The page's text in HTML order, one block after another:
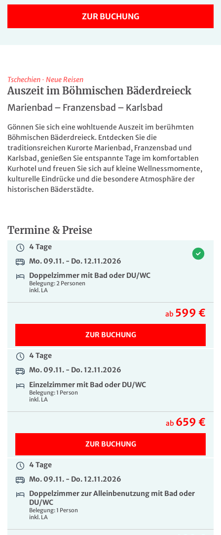
ZUR BUCHUNG
DU/WC
Tschechien · Neue Reisen
Auszeit im Böhmischen Bäderdreieck
Marienbad – Franzensbad – Karlsbad
Gönnen Sie sich eine wohltuende Auszeit im berühmten
Böhmischen Bäderdreieck. Entdecken Sie die
traditionsreichen Kurorte Marienbad, Franzensbad und
Karlsbad, genießen Sie entspannte Tage im komfortablen
Kurhotel und freuen Sie sich auf kleine Wellnessmomente,
kulturelle Eindrücke und die besondere Atmosphäre der
historischen Bäderstädte.
Termine & Preise
4 Tage
Mo. 09.11. - Do. 12.11.2026
Doppelzimmer mit Bad oder DU/WC
Belegung: 2 Personen
inkl. LA
ab 599 €
ZUR BUCHUNG
4 Tage
Mo. 09.11. - Do. 12.11.2026
Einzelzimmer mit Bad oder DU/WC
Belegung: 1 Person
inkl. LA
ab 659 €
ZUR BUCHUNG
4 Tage
Mo. 09.11. - Do. 12.11.2026
Doppelzimmer zur Alleinbenutzung mit Bad oder
DU/WC
Belegung: 1 Person
inkl. LA